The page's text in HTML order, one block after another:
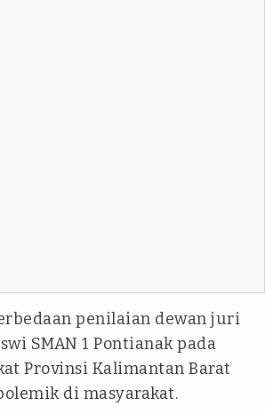
penilaian dewan juri
SMAN 1 Pontianak pada
Provinsi Kalimantan Barat
di masyarakat.